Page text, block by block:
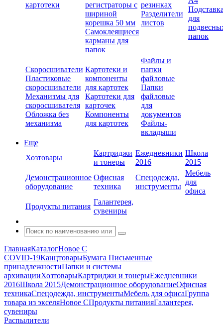
картотеки
регистраторы с
шириной
корешка 50 мм
Самоклеящиеся
карманы для
папок
резинках
Разделители
листов
для
папок
Скоросшиватели
Пластиковые
скоросшиватели
Механизмы для
скоросшивателя
Обложка без
механизма
Картотеки и
компоненты
для картотек
Картотеки для
карточек
Компоненты
для картотек
Файлы и
папки
файловые
Папки
файловые
для
документов
Файлы-
вкладыши
Еще
Хозтовары
Картриджи
и тонеры
Ежедневники
2016
Школа
2015
Демонстрационное
оборудование
Офисная
техника
Спецодежда,
инструменты
Мебель
для
офиса
Продукты питания
Галантерея,
сувениры
ГлавнаяКаталогНовое С
COVID-19КанцтоварыБумага Письменные
принадлежностиПапки и системы
архивацииХозтоварыКартриджи и тонерыЕжедневники
2016Школа 2015Демонстрационное оборудованиеОфисная
техникаСпецодежда, инструментыМебель для офисаГруппа
товара из экселяНовое СПродукты питанияГалантерея,
сувениры
Распылители